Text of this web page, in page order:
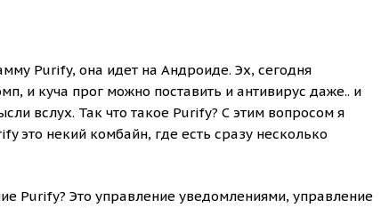
Purify, она идет на Андроиде. Эх, сегодня
и куча прог можно поставить и антивирус даже.. и
вслух. Так что такое Purify? С этим вопросом я
это некий комбайн, где есть сразу несколько
Purify? Это управление уведомлениями, управление